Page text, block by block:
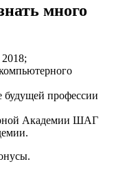
много
будущей профессии
Академии ШАГ